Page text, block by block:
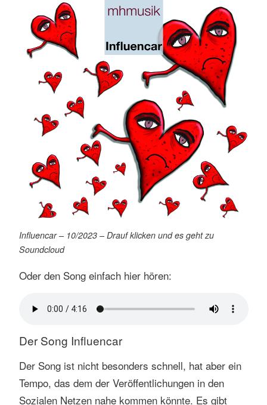
Influencar – 10/2023 – Drauf klicken und es geht zu
Soundcloud
Oder den Song einfach hier hören:
Der Song Influencar
Der Song ist nicht besonders schnell, hat aber ein
Tempo, das dem der Veröffentlichungen in den
Sozialen Netzen nahe kommen könnte. Es gibt